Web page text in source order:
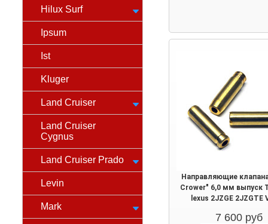
Hilux Surf
Ipsum
Ist
Kluger
Land Cruiser
Land Cruiser
Cygnus
Land Cruiser Prado
Levin
Mark
Направляющие
Crower" 6,0 мм выпуск
lexus 2JZGE 2JZGTE
7 600 руб